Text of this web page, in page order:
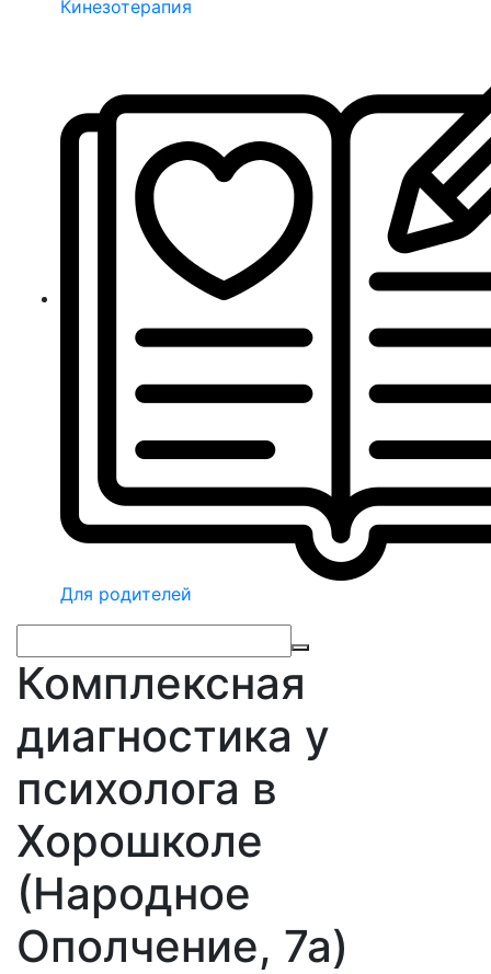
Кинезотерапия
Для родителей
Комплексная
диагностика у
психолога в
Хорошколе
(Народное
Ополчение, 7а)